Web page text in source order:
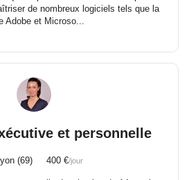
de nombreux logiciels tels que la
Adobe et Microso...
et personnelle
(69) 400 €/jour